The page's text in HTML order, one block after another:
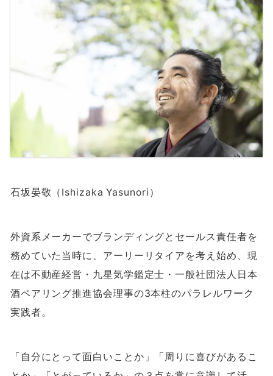
石坂晏敬（Ishizaka Yasunori）
外資系メーカーでブランディングとセールス責任者を
務めていた当時に、アーリーリタイアを考え始め、現
在は不動産経営・九星気学鑑定士・一般社団法人日本
酒ペアリング推進協会理事の3本柱のパラレルワーク
実践者。
「自分にとって面白いことか」「周りに喜びがあるこ